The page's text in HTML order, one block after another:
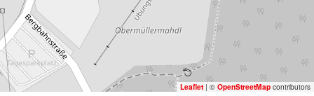
Leaflet | © OpenStreetMap contributors